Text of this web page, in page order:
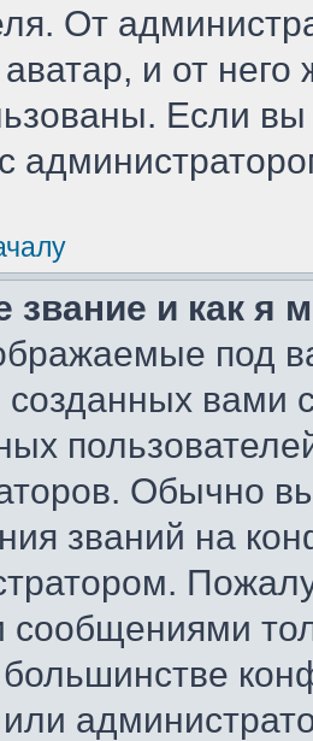
От
и от него
Если
звание и как я
под
созданных
Обычно
званий на